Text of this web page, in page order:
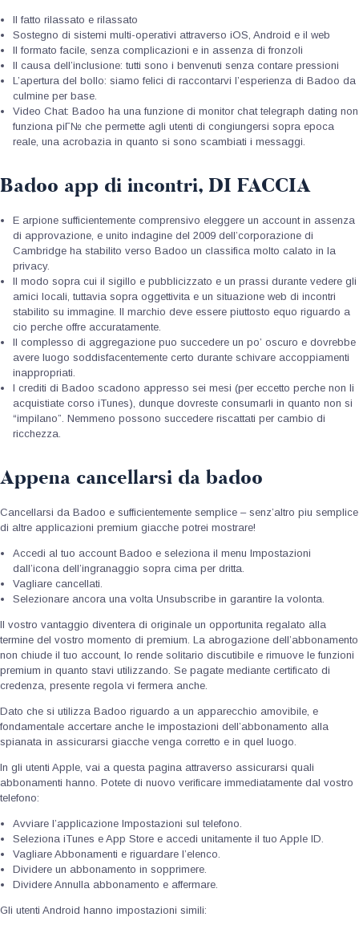
Il fatto rilassato e rilassato
Sostegno di sistemi multi-operativi attraverso iOS, Android e il web
Il formato facile, senza complicazioni e in assenza di fronzoli
Il causa dell’inclusione: tutti sono i benvenuti senza contare pressioni
L’apertura del bollo: siamo felici di raccontarvi l’esperienza di Badoo da
culmine per base.
Video Chat: Badoo ha una funzione di monitor chat telegraph dating non
funziona piГ№ che permette agli utenti di congiungersi sopra epoca
reale, una acrobazia in quanto si sono scambiati i messaggi.
Badoo app di incontri, DI FACCIA
E arpione sufficientemente comprensivo eleggere un account in assenza
di approvazione, e unito indagine del 2009 dell’corporazione di
Cambridge ha stabilito verso Badoo un classifica molto calato in la
privacy.
Il modo sopra cui il sigillo e pubblicizzato e un prassi durante vedere gli
amici locali, tuttavia sopra oggettivita e un situazione web di incontri
stabilito su immagine. Il marchio deve essere piuttosto equo riguardo a
cio perche offre accuratamente.
Il complesso di aggregazione puo succedere un po’ oscuro e dovrebbe
avere luogo soddisfacentemente certo durante schivare accoppiamenti
inappropriati.
I crediti di Badoo scadono appresso sei mesi (per eccetto perche non li
acquistiate corso iTunes), dunque dovreste consumarli in quanto non si
“impilano”. Nemmeno possono succedere riscattati per cambio di
ricchezza.
Appena cancellarsi da badoo
Cancellarsi da Badoo e sufficientemente semplice – senz’altro piu semplice
di altre applicazioni premium giacche potrei mostrare!
Accedi al tuo account Badoo e seleziona il menu Impostazioni
dall’icona dell’ingranaggio sopra cima per dritta.
Vagliare cancellati.
Selezionare ancora una volta Unsubscribe in garantire la volonta.
Il vostro vantaggio diventera di originale un opportunita regalato alla
termine del vostro momento di premium. La abrogazione dell’abbonamento
non chiude il tuo account, lo rende solitario discutibile e rimuove le funzioni
premium in quanto stavi utilizzando. Se pagate mediante certificato di
credenza, presente regola vi fermera anche.
Dato che si utilizza Badoo riguardo a un apparecchio amovibile, e
fondamentale accertare anche le impostazioni dell’abbonamento alla
spianata in assicurarsi giacche venga corretto e in quel luogo.
In gli utenti Apple, vai a questa pagina attraverso assicurarsi quali
abbonamenti hanno. Potete di nuovo verificare immediatamente dal vostro
telefono:
Avviare l’applicazione Impostazioni sul telefono.
Seleziona iTunes e App Store e accedi unitamente il tuo Apple ID.
Vagliare Abbonamenti e riguardare l’elenco.
Dividere un abbonamento in sopprimere.
Dividere Annulla abbonamento e affermare.
Gli utenti Android hanno impostazioni simili: